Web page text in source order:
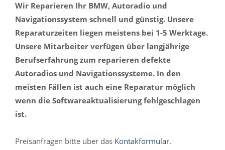
Wir Reparieren Ihr BMW, Autoradio und
Navigationssystem schnell und günstig. Unsere
Reparaturzeiten liegen meistens bei 1-5 Werktage.
Unsere Mitarbeiter verfügen über langjährige
Berufserfahrung zum reparieren defekte
Autoradios und Navigationssysteme. In den
meisten Fällen ist auch eine Reparatur möglich
wenn die Softwareaktualisierung fehlgeschlagen
ist.
Preisanfragen bitte über das Kontakformular.